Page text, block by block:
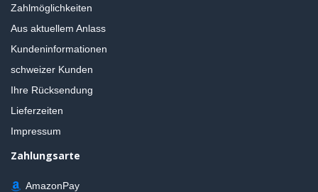
Zahlmöglichkeiten
Aus aktuellem Anlass
Kundeninformationen
schweizer Kunden
Ihre Rücksendung
Lieferzeiten
Impressum
Zahlungsarte
AmazonPay